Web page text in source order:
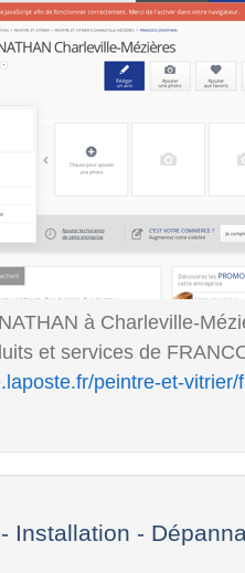
à Charleville-
et services de
peintre-et-
Installation -